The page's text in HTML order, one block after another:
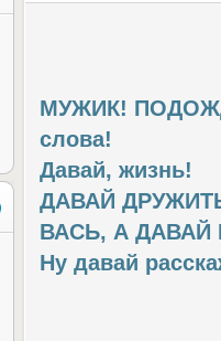
МУЖИК!
слова!
Давай, жизнь!
ДАВАЙ
ВАСЬ, А ДАВАЙ
Ну давай